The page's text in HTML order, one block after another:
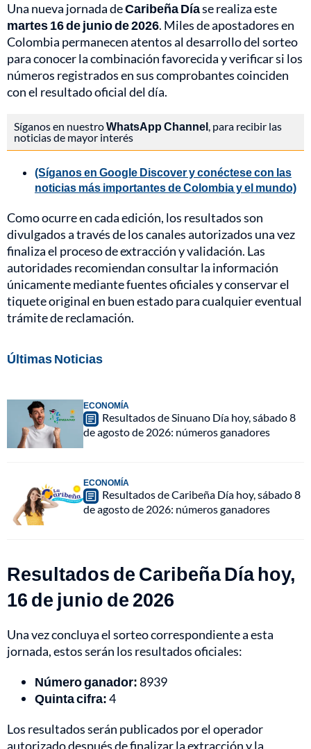
Una nueva jornada deCaribeña Díase realiza este
martes 16 de junio de 2026. Miles de apostadores en
Colombia permanecen atentos al desarrollo del sorteo
para conocer la combinación favorecida y verificar si los
números registrados en sus comprobantes coinciden
con el resultado oficial del día.
Síganos en nuestroWhatsApp Channel, para recibir las
noticias de mayor interés
(Síganos en Google Discover y conéctese con las
noticias más importantes de Colombia y el mundo)
Como ocurre en cada edición, los resultados son
divulgados a través de los canales autorizados una vez
finaliza el proceso de extracción y validación. Las
autoridades recomiendan consultar la información
únicamente mediante fuentes oficiales y conservar el
tiquete original en buen estado para cualquier eventual
trámite de reclamación.
Últimas Noticias
ECONOMÍA
Resultados de Sinuano Día hoy, sábado 8
de agosto de 2026: números ganadores
ECONOMÍA
Resultados de Caribeña Día hoy, sábado 8
de agosto de 2026: números ganadores
Resultados de Caribeña Día hoy,
16 de junio de 2026
Una vez concluya el sorteo correspondiente a esta
jornada, estos serán los resultados oficiales:
Número ganador:8939
Quinta cifra:4
Los resultados serán publicados por el operador
autorizado después de finalizar la extracción y la